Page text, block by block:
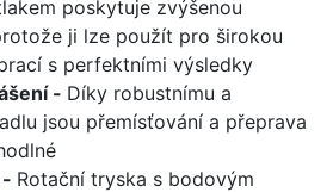
poskytuje zvýšenou
ji lze použít pro širokou
s perfektními výsledky
- Díky robustnímu a
jsou přemísťování a přeprava
- Rotační tryska s bodovým